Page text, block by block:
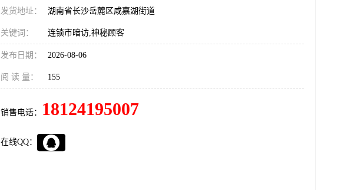
发货地址： 湖南省长沙岳麓区咸嘉湖街道
关键词： 连锁市暗访,神秘顾客
发布日期： 2026-08-06
阅 读 量： 155
销售电话： 18124195007
在线QQ：